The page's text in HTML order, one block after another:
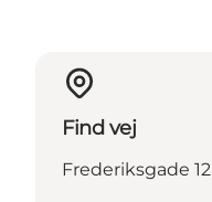
Find vej
Frederiksgade 12